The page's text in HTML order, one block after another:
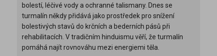
bolestí, léčivé vody a ochranné talismany. Dnes se
turmalín někdy přidává jako prostředek pro snížení
bolestivých stavů do krčních a bederních pásů při
rehabilitacích. V tradičním hinduismu věří, že turmalín
pomáhá najít rovnováhu mezi energiemi těla.